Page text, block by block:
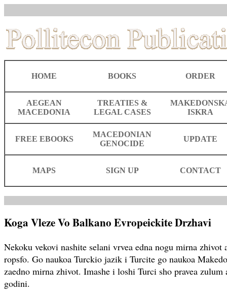
HOME BOOKS ORDER
AEGEAN
MACEDONIA
TREATIES &
LEGAL CASES
ISKRA
FREE EBOOKS
MACEDONIAN
GENOCIDE
UPDATE
MAPS SIGN UP CONTACT
Koga Vleze Vo Balkano Evropeickite Drzhavi
Nekoku vekovi nashite selani vrvea edna nogu mirna zhivot
ropsfo. Go naukoa Turckio jazik i Turcite go naukoa
zaedno mirna zhivot. Imashe i loshi Turci sho pravea zulum
godini.